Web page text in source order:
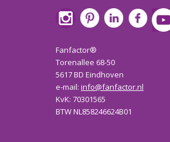
Fanfactor®
Torenallee 68-50
5617 BD Eindhoven
e-mail: info@fanfactor.nl
KvK: 70301565
BTW NL858246624B01